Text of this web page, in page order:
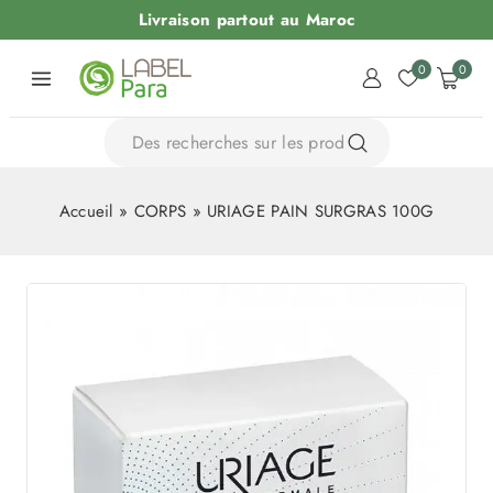
Livraison partout au Maroc
0 0
Accueil » CORPS » URIAGE PAIN SURGRAS 100G